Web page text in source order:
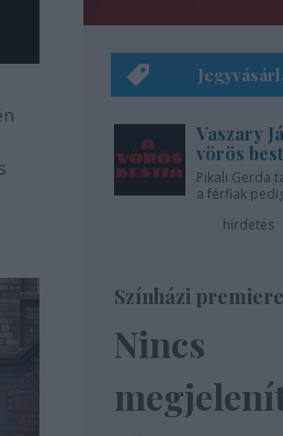
Vaszary
vörös
Pikali Gerda
a férfiak
hirdetés
Színházi
Nincs